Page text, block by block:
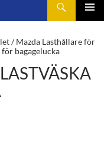
/Mazda Lasthållare för
bagagelucka